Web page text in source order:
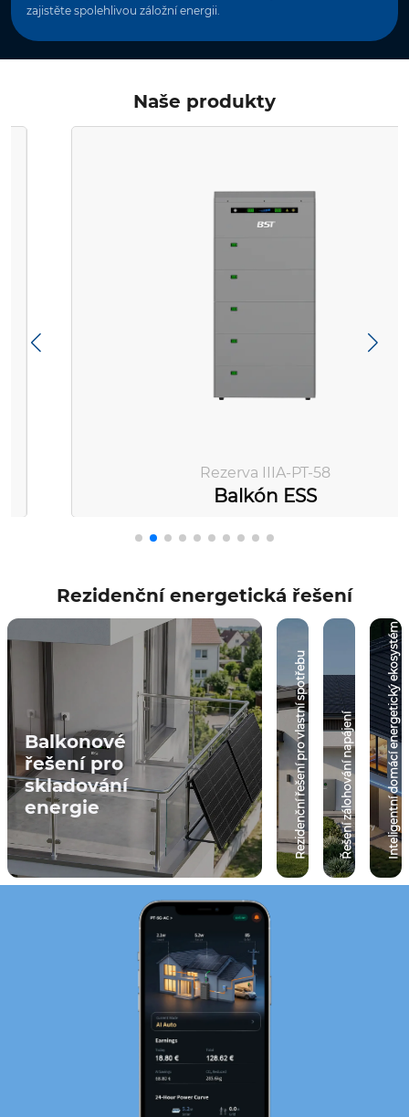
zajistěte spolehlivou záložní energii.
Naše produkty
Rezerva IIIA-PT-58
Balkón ESS
Rezidenční energetická řešení
Balkonové
řešení pro
skladování
energie
Rezidenční řešení pro vlastní spotřebu Řešení zálohování napájení Inteligentní domácí energetický ekosystém